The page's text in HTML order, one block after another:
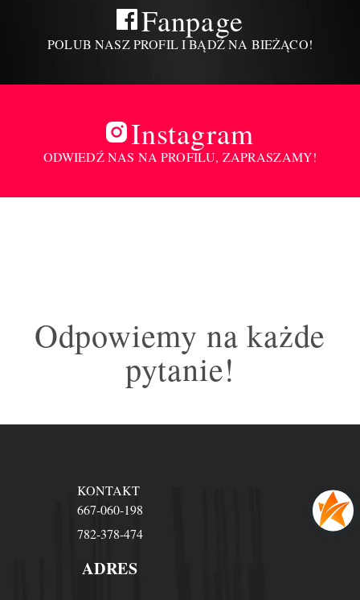
Fanpage
POLUB NASZ PROFIL I BĄDŹ NA BIEŻĄCO!
Instagram
ODWIEDŹ NAS NA PROFILU, ZAPRASZAMY!
Odpowiemy na każde
pytanie!
ADRES
KONTAKT
667-060-198
782-378-474